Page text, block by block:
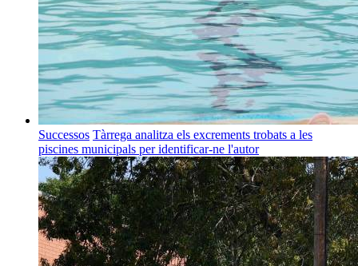
Successos Tàrrega analitza els excrements trobats a les
piscines municipals per identificar-ne l'autor